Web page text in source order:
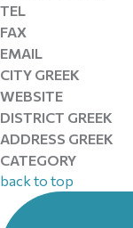
TEL
FAX
EMAIL
CITY GREEK
WEBSITE
DISTRICT GREEK
ADDRESS GREEK
CATEGORY
back to top